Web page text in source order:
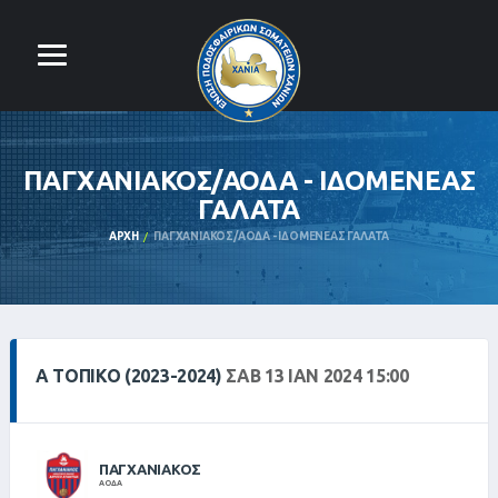
ΠΑΓΧΑΝΙΑΚΟΣ/ΑΟΔΑ - ΙΔΟΜΕΝΕΑΣ
ΓΑΛΑΤΑ
ΑΡΧΉ ΠΑΓΧΑΝΙΑΚΟΣ/ΑΟΔΑ - ΙΔΟΜΕΝΕΑΣ ΓΑΛΑΤΑ
Α ΤΟΠΙΚΌ (2023-2024) ΣΑΒ 13 ΙΑΝ 2024 15:00
ΠΑΓΧΑΝΙΑΚΟΣ
ΑΟΔΑ